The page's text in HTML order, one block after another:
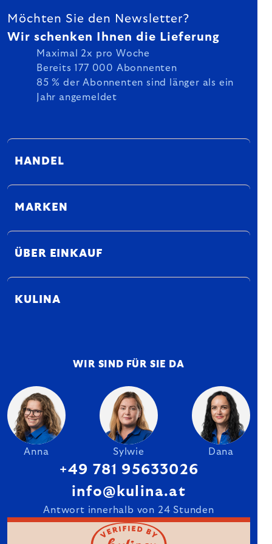
Möchten Sie den Newsletter?
Wir schenken Ihnen die Lieferung
Maximal 2x pro Woche
Bereits 177 000 Abonnenten
85 % der Abonnenten sind länger als ein
Jahr angemeldet
HANDEL
MARKEN
ÜBER EINKAUF
KULINA
WIR SIND FÜR SIE DA
Anna Sylwie Dana
+49 781 95633026
info@kulina.at
Antwort innerhalb von 24 Stunden